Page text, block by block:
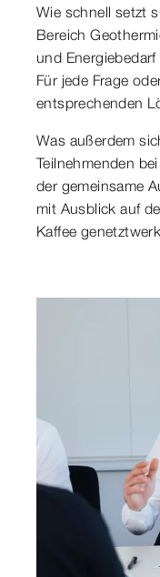
Wie schnell setzt
Bereich
und
Für jede Frage
entsprechenden
Was außerdem
Teilnehmenden
der gemeinsame
mit Ausblick auf
Kaffee